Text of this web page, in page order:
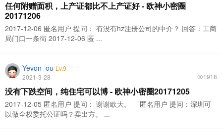
任何附赠面积，上产证都比不上产证好 - 欧神小密圈
20171206
2017-12-06 匿名用户 提问： 有没有hz注册公司的中介？ 回答：工商
局门口一条街 2017-12-06 匿 ...
Yevon_ou Lv.9
2021-3-28
1918
没有下跌空间，纯住宅可以博 - 欧神小密圈20171205
2017-12-05 匿名用户 提问： 谢谢欧大。 「匿名用户 提问：深圳可
以做全权委托公证吗？卖出方。 ...